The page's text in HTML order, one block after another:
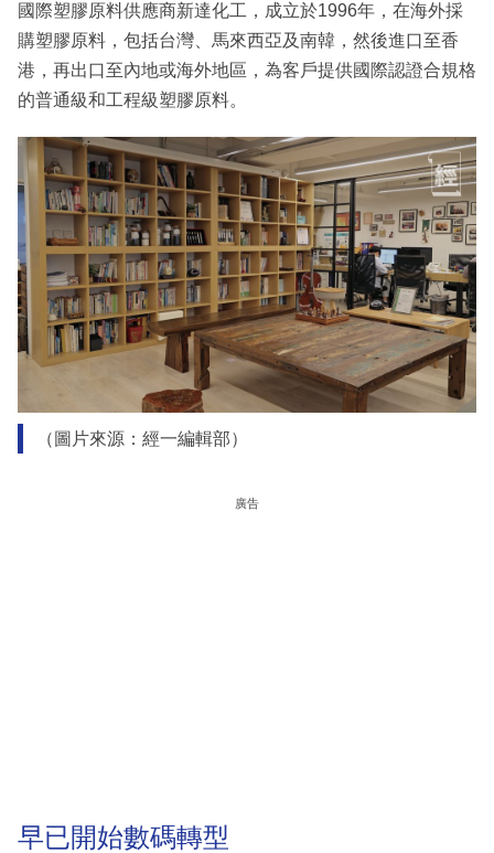
國際塑膠原料供應商新達化工，成立於1996年，在海外採
購塑膠原料，包括台灣、馬來西亞及南韓，然後進口至香
港，再出口至內地或海外地區，為客戶提供國際認證合規格
的普通級和工程級塑膠原料。
（圖片來源：經一編輯部）
廣告
早已開始數碼轉型